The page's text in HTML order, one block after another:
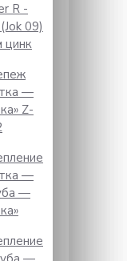
R -
09)
цинк
—
Z-
—
—